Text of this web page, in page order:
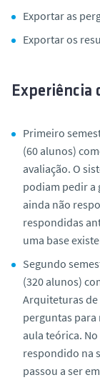
Exportar as
Exportar os
Experiência
Primeiro
(60 alunos)
avaliação. O
podiam pedir a
ainda não
respondidas
uma base
Segundo
(320 alunos)
Arquiteturas de
perguntas para
aula teórica.
respondido na
passou a ser